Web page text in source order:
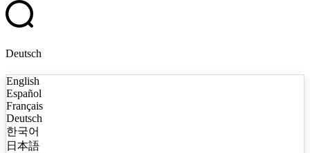
Deutsch
English
Español
Français
Deutsch
한국어
日本語